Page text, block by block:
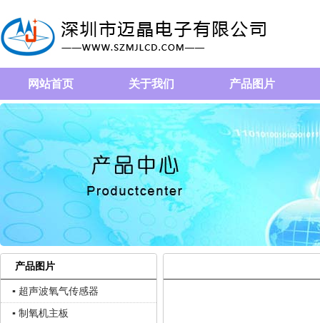
网站首页 关于我们 产品图片
产品图片
▪ 超声波氧气传感器
▪ 制氧机主板